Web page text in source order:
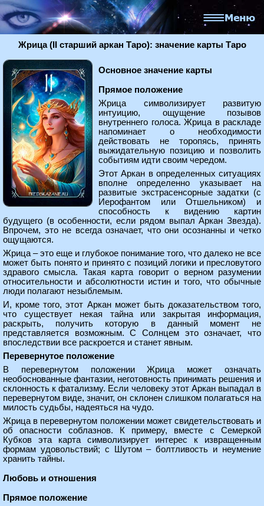
Жрица (II старший аркан Таро): значение карты Таро
Основное значение карты
Прямое положение
Жрица символизирует развитую
интуицию, ощущение позывов
внутреннего голоса. Жрица в раскладе
напоминает о необходимости
действовать не торопясь, принять
выжидательную позицию и позволить
событиям идти своим чередом.
Этот Аркан в определенных ситуациях
вполне определенно указывает на
развитые экстрасенсорные задатки (с
Иерофантом или Отшельником) и
способность к видению картин
будущего (в особенности, если рядом выпал Аркан Звезда).
Впрочем, это не всегда означает, что они осознанны и четко
ощущаются.
Жрица – это еще и глубокое понимание того, что далеко не все
может быть понято и принято с позиций логики и пресловутого
здравого смысла. Такая карта говорит о верном разумении
относительности и абсолютности истин и того, что обычные
люди полагают незыблемым.
И, кроме того, этот Аркан может быть доказательством того,
что существует некая тайна или закрытая информация,
раскрыть, получить которую в данный момент не
представляется возможным. С Солнцем это означает, что
впоследствии все раскроется и станет явным.
Перевернутое положение
В перевернутом положении Жрица может означать
необоснованные фантазии, неготовность принимать решения и
склонность к фатализму. Если человеку этот Аркан выпадал в
перевернутом виде, значит, он склонен слишком полагаться на
милость судьбы, надеяться на чудо.
Жрица в перевернутом положении может свидетельствовать и
об опасности соблазнов. К примеру, вместе с Семеркой
Кубков эта карта символизирует интерес к извращенным
формам удовольствий; с Шутом – болтливость и неумение
хранить тайны.
Любовь и отношения
Прямое положение